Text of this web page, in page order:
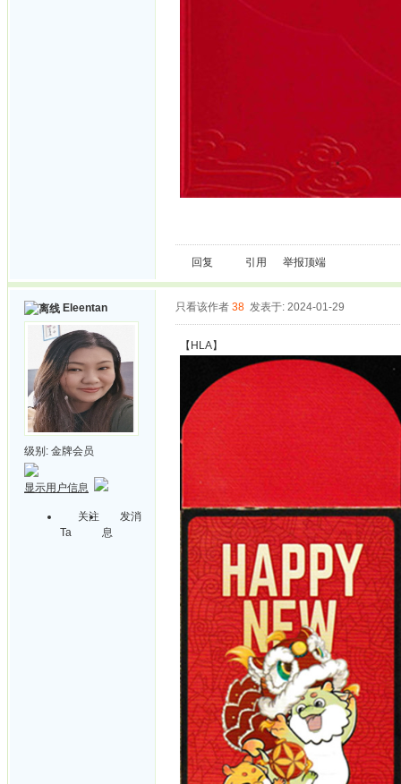
回复 引用 举报顶端
Eleentan
级别: 金牌会员
显示用户信息
关注
Ta
发消
息
只看该作者 38 发表于: 2024-01-29
【HLA】